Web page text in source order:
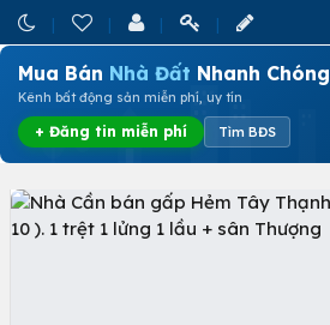
Mua Bán Nhà Đất Nhanh Chóng
Kênh bất động sản miễn phí, uy tín
+ Đăng tin miễn phí Tìm BĐS